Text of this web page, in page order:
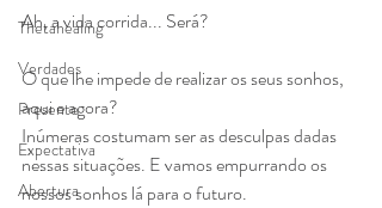
Thetahealing
Verdades
Presente
Expectativa
Abertura
Ah, a vida corrida... Será?
O que lhe impede de realizar os seus sonhos,
aqui e agora?
Inúmeras costumam ser as desculpas dadas
nessas situações. E vamos empurrando os
nossos sonhos lá para o futuro.